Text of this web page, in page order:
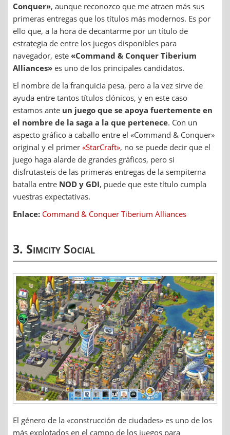
Conquer», aunque reconozco que me atraen más sus
primeras entregas que los títulos más modernos. Es por
ello que, a la hora de decantarme por un título de
estrategia de entre los juegos disponibles para
navegador, este «Command & Conquer Tiberium
Alliances» es uno de los principales candidatos.
El nombre de la franquicia pesa, pero a la vez sirve de
ayuda entre tantos títulos clónicos, y en este caso
estamos ante un juego que se apoya fuertemente en
el nombre de la saga a la que pertenece. Con un
aspecto gráfico a caballo entre el «Command & Conquer»
original y el primer «StarCraft», no se puede decir que el
juego haga alarde de grandes gráficos, pero si
disfrutasteis de las primeras entregas de la sempiterna
batalla entre NOD y GDI, puede que este título cumpla
vuestras expectativas.
Enlace: Command & Conquer Tiberium Alliances
3. Simcity Social
El género de la «construcción de ciudades» es uno de los
más explotados en el campo de los juegos para